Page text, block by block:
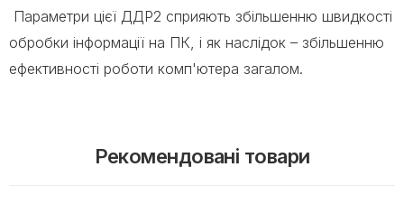
Параметри цієї ДДР2 сприяють збільшенню швидкості
обробки інформації на ПК, і як наслідок – збільшенню
ефективності роботи комп'ютера загалом.
Рекомендовані товари